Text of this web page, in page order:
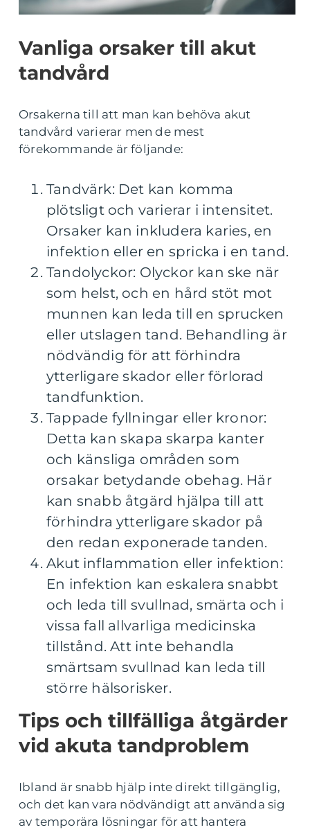
Vanliga orsaker till akut
tandvård
Orsakerna till att man kan behöva akut
tandvård varierar men de mest
förekommande är följande:
Tandvärk: Det kan komma
plötsligt och varierar i intensitet.
Orsaker kan inkludera karies, en
infektion eller en spricka i en tand.
Tandolyckor: Olyckor kan ske när
som helst, och en hård stöt mot
munnen kan leda till en sprucken
eller utslagen tand. Behandling är
nödvändig för att förhindra
ytterligare skador eller förlorad
tandfunktion.
Tappade fyllningar eller kronor:
Detta kan skapa skarpa kanter
och känsliga områden som
orsakar betydande obehag. Här
kan snabb åtgärd hjälpa till att
förhindra ytterligare skador på
den redan exponerade tanden.
Akut inflammation eller infektion:
En infektion kan eskalera snabbt
och leda till svullnad, smärta och i
vissa fall allvarliga medicinska
tillstånd. Att inte behandla
smärtsam svullnad kan leda till
större hälsorisker.
Tips och tillfälliga åtgärder
vid akuta tandproblem
Ibland är snabb hjälp inte direkt tillgänglig,
och det kan vara nödvändigt att använda sig
av temporära lösningar för att hantera